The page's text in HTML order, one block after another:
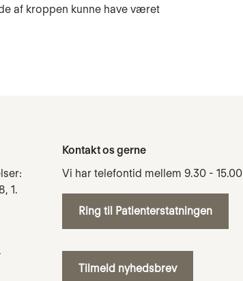
af kroppen kunne have været
1.
Kontakt os gerne
Vi har telefontid mellem 9.30 - 15.00
Ring til Patienterstatningen
Tilmeld nyhedsbrev